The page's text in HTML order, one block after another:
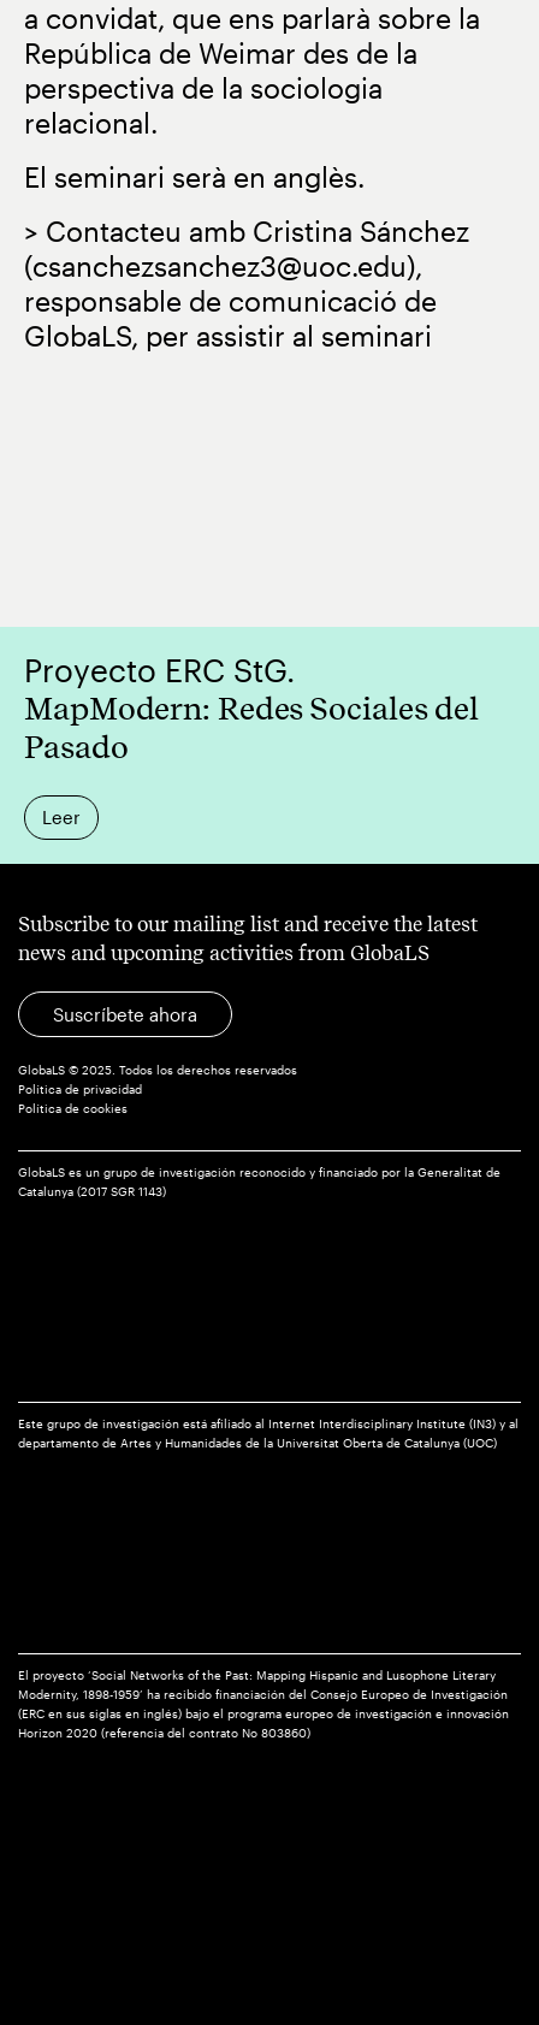
a convidat, que ens parlarà sobre la
República de Weimar des de la
perspectiva de la sociologia
relacional.
El seminari serà en anglès.
> Contacteu amb Cristina Sánchez
(csanchezsanchez3@uoc.edu),
responsable de comunicació de
GlobaLS, per assistir al seminari
Proyecto ERC StG.
MapModern: Redes Sociales del
Pasado
Leer
Subscribe to our mailing list and receive the latest
news and upcoming activities from GlobaLS
Suscríbete ahora
GlobaLS © 2025. Todos los derechos reservados
Política de privacidad
Política de cookies
GlobaLS es un grupo de investigación reconocido y financiado por la Generalitat de
Catalunya (2017 SGR 1143)
Este grupo de investigación está afiliado al Internet Interdisciplinary Institute (IN3) y al
departamento de Artes y Humanidades de la Universitat Oberta de Catalunya (UOC)
El proyecto ‘Social Networks of the Past: Mapping Hispanic and Lusophone Literary
Modernity, 1898-1959’ ha recibido financiación del Consejo Europeo de Investigación
(ERC en sus siglas en inglés) bajo el programa europeo de investigación e innovación
Horizon 2020 (referencia del contrato No 803860)